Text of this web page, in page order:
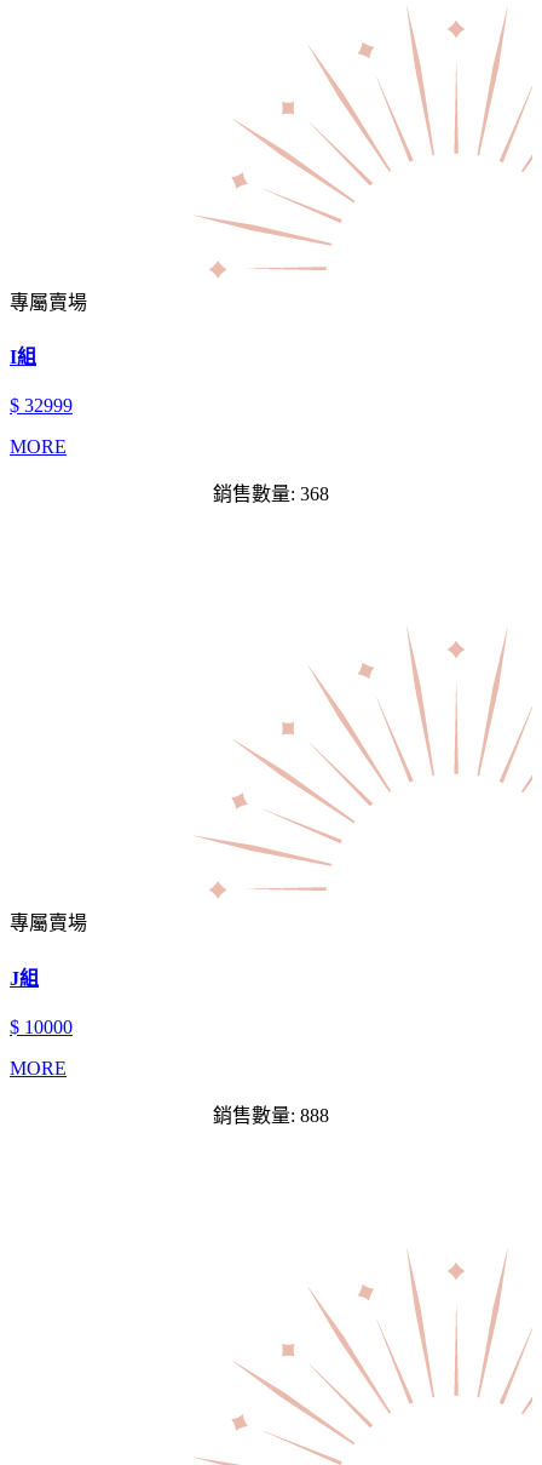
專屬賣場
I組
$ 32999
MORE
銷售數量: 368
專屬賣場
J組
$ 10000
MORE
銷售數量: 888